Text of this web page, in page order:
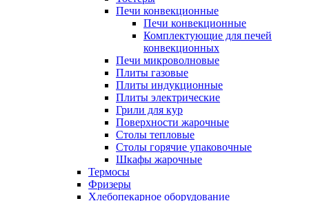
Печи конвекционные
Печи конвекционные
Комплектующие для печей
конвекционных
Печи микроволновые
Плиты газовые
Плиты индукционные
Плиты электрические
Грили для кур
Поверхности жарочные
Столы тепловые
Столы горячие упаковочные
Шкафы жарочные
Термосы
Фризеры
Хлебопекарное оборудование